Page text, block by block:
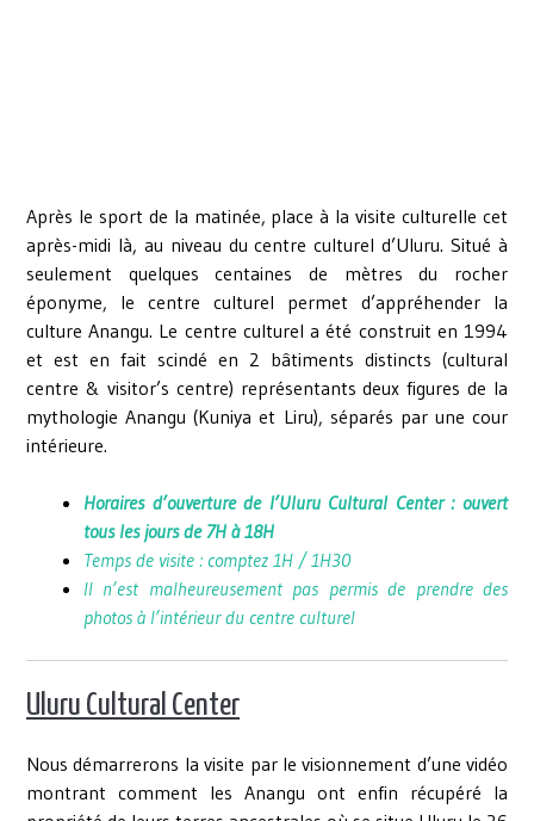
Après le sport de la matinée, place à la visite culturelle cet
après-midi là, au niveau du centre culturel d’Uluru. Situé à
seulement quelques centaines de mètres du rocher
éponyme, le centre culturel permet d’appréhender la
culture Anangu. Le centre culturel a été construit en 1994
et est en fait scindé en 2 bâtiments distincts (cultural
centre & visitor’s centre) représentants deux figures de la
mythologie Anangu (Kuniya et Liru), séparés par une cour
intérieure.
Horaires d’ouverture de l’Uluru Cultural Center : ouvert
tous les jours de 7H à 18H
Temps de visite : comptez 1H / 1H30
Il n’est malheureusement pas permis de prendre des
photos à l’intérieur du centre culturel
Uluru Cultural Center
Nous démarrerons la visite par le visionnement d’une vidéo
montrant comment les Anangu ont enfin récupéré la